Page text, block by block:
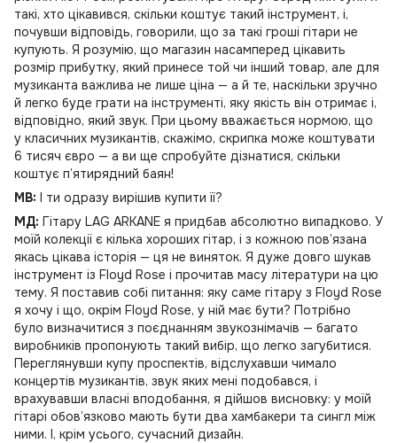
такі, хто цікавився, скільки коштує такий інструмент, і,
почувши відповідь, говорили, що за такі гроші гітари не
купують. Я розумію, що магазин насамперед цікавить
розмір прибутку, який принесе той чи інший товар, але для
музиканта важлива не лише ціна — а й те, наскільки зручно
й легко буде грати на інструменті, яку якість він отримає і,
відповідно, який звук. При цьому вважається нормою, що
у класичних музикантів, скажімо, скрипка може коштувати
6 тисяч євро — а ви ще спробуйте дізнатися, скільки
коштує п’ятирядний баян!
MB: І ти одразу вирішив купити її?
МД: Гітару LAG ARKANE я придбав абсолютно випадково. У
моїй колекції є кілька хороших гітар, і з кожною пов’язана
якась цікава історія — ця не виняток. Я дуже довго шукав
інструмент із Floyd Rose і прочитав масу літератури на цю
тему. Я поставив собі питання: яку саме гітару з Floyd Rose
я хочу і що, окрім Floyd Rose, у ній має бути? Потрібно
було визначитися з поєднанням звукознімачів — багато
виробників пропонують такий вибір, що легко загубитися.
Переглянувши купу проспектів, відслухавши чимало
концертів музикантів, звук яких мені подобався, і
врахувавши власні вподобання, я дійшов висновку: у моїй
гітарі обов’язково мають бути два хамбакери та сингл між
ними. І, крім усього, сучасний дизайн.